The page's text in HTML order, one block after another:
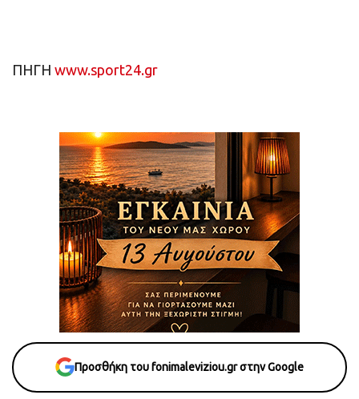
ΠΗΓΗ www.sport24.gr
Προσθήκη του fonimaleviziou.gr στην Google